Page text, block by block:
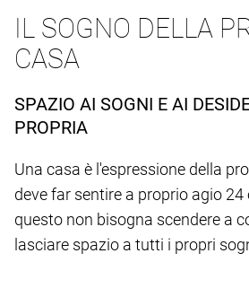
IL SOGNO DELLA
CASA
SPAZIO AI SOGNI E AI
PROPRIA
Una casa è l'espressione della
deve far sentire a proprio agio 24
questo non bisogna scendere a
lasciare spazio a tutti i propri